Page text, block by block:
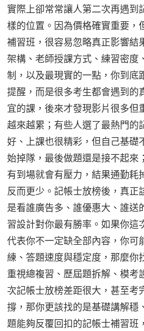
實際上卻常常讓人第二次再遇到
樣的位置。因為價格確實重要，
補習班，很容易忽略真正影響結
架構、老師授課方式、練習密度
制，以及最現實的一點，你到底
提醒，而是很多考生都會遇到的
宜的課，後來才發現影片很多但
越來越累；有些人選了最熱門的
好、上課也很精彩，但自己基礎
始掉隊，最後做題還是接不起來
有到場就會有壓力，結果通勤耗
反而更少。記帳士放榜後，真正
是看誰廣告多、誰優惠大、誰送
習設計對你最有勝率。如果你這
代表你不一定缺全部內容，你可
練、答題速度與穩定度，那麼你
重視總複習、歷屆題拆解、模考
次記帳士放榜差距很大，甚至考
撐，那你更該找的是基礎講解穩
題能夠反覆回扣的記帳士補習班